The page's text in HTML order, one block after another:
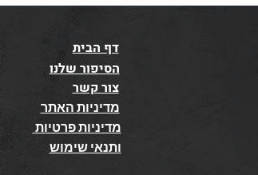
דף הבית
הסיפור שלנו
צור קשר
מדיניות האתר
ותנאי שימוש